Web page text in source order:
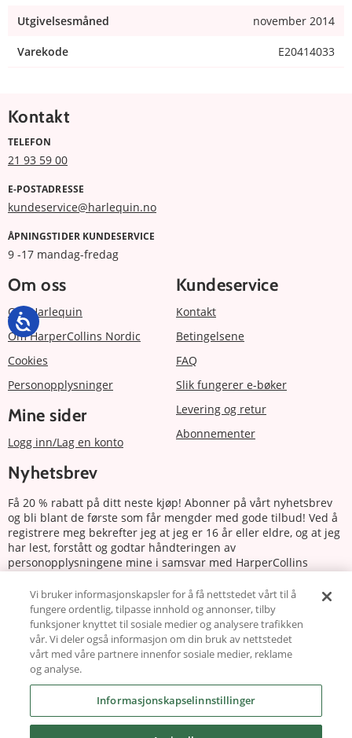
Utgivelsesmåned november 2014
Varekode E20414033
Kontakt
TELEFON
21 93 59 00
E-POSTADRESSE
kundeservice@harlequin.no
ÅPNINGSTIDER KUNDESERVICE
9 -17 mandag-fredag
Om oss
Om Harlequin
Om HarperCollins Nordic
Cookies
Personopplysninger
Mine sider
Logg inn/Lag en konto
Kundeservice
Kontakt
Betingelsene
FAQ
Slik fungerer e-bøker
Levering og retur
Abonnementer
Nyhetsbrev
Få 20 % rabatt på ditt neste kjøp! Abonner på vårt nyhetsbrev
og bli blant de første som får mengder med gode tilbud! Ved å
registrere meg bekrefter jeg at jeg er 16 år eller eldre, og at jeg
har lest, forstått og godtar håndteringen av
personopplysningene mine i samsvar med HarperCollins
Abonnere
Følg oss
Vi bruker informasjonskapsler for å få nettstedet vårt til å
fungere ordentlig, tilpasse innhold og annonser, tilby
funksjoner knyttet til sosiale medier og analysere trafikken
vår. Vi deler også informasjon om din bruk av nettstedet
vårt med våre partnere innenfor sosiale medier, reklame
og analyse.
Informasjonskapselinnstillinger